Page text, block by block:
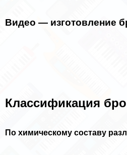
Видео — изготовление
Классификация
По химическому составу